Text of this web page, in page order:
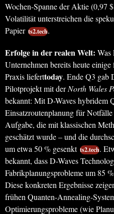
Wochen-Spanne der Aktie (0,97
Volatilität unterstreichen die
Papier ts2.tech.
Erfolge in der realen Welt: Was
Unternehmen bereits heute
Praxis lieferttoday. Ende Q3 gab
Pilotprojekt mit derNorth Wales
bekannt: Mit D-Waves hybridem
Einsatzroutenplanung für
Aufgabe, die mit klassischen
geschätzt wurde – und die
um etwa 50 % gesenkt ts2.tech.
bekannt, dass D-Waves
Fabrikplanungsprobleme um 85
Diese konkreten Ergebnisse
frühen Quanten-Annealing-
Optimierungsprobleme (wie